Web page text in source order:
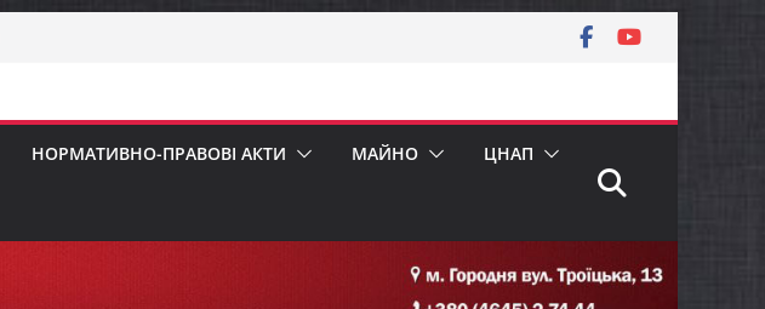
НОРМАТИВНО-ПРАВОВІ АКТИ МАЙНО ЦНАП